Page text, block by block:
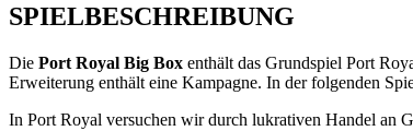
SPIELBESCHREIBUNG
Die Port Royal Big Box enthält das Grundspiel Port
Erweiterung enthält eine Kampagne. In der folgenden
In Port Royal versuchen wir durch lukrativen Handel an